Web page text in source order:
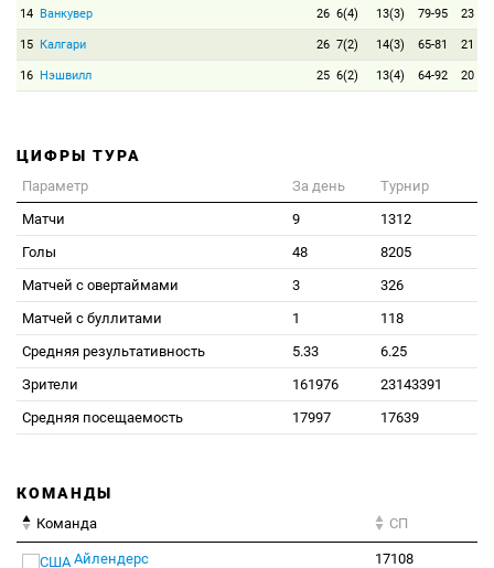
14 Ванкувер 26 6(4) 13(3) 79-95 23
15 Калгари 26 7(2) 14(3) 65-81 21
16 Нэшвилл 25 6(2) 13(4) 64-92 20
ЦИФРЫ ТУРА
Параметр За день
Турнир
Матчи
9
1312
Голы
48
8205
Матчей с овертаймами
3
326
Матчей с буллитами
1
118
Средняя результативность
5.33
6.25
Зрители
161976
23143391
Средняя посещаемость
17997 17639
КОМАНДЫ
Команда СП
Айлендерс 17108